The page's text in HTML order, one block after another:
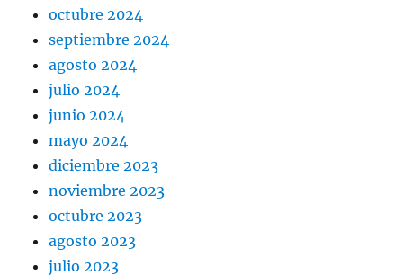
octubre 2024
septiembre 2024
agosto 2024
julio 2024
junio 2024
mayo 2024
diciembre 2023
noviembre 2023
octubre 2023
agosto 2023
julio 2023